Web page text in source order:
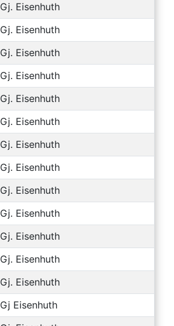
Gj. Eisenhuth
Gj. Eisenhuth
Gj. Eisenhuth
Gj. Eisenhuth
Gj. Eisenhuth
Gj. Eisenhuth
Gj. Eisenhuth
Gj. Eisenhuth
Gj. Eisenhuth
Gj. Eisenhuth
Gj. Eisenhuth
Gj. Eisenhuth
Gj. Eisenhuth
Gj Eisenhuth